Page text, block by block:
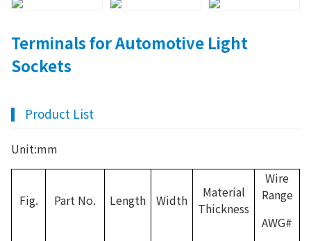
Terminals for Automotive Light
Sockets
Product List
Unit:mm
Fig. Part No. Length Width
Material
Thickness
Wire
Range
AWG#